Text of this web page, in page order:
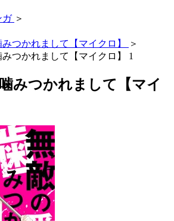
ガ ＞
つかれまして【マイクロ】
＞
つかれまして【マイクロ】 1
みつかれまして【マイ